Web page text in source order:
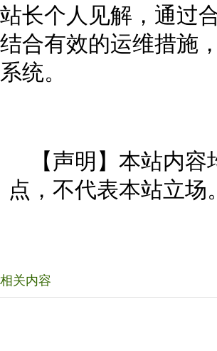
站长个人见解，通过
结合有效的运维措施
系统。
【声明】本站内
点，不代表本站立
相关内容